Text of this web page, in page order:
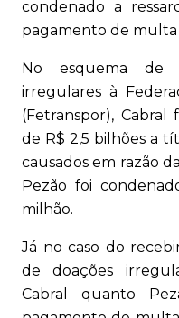
condenado a
pagamento de multa
No esquema de
irregulares à
(Fetranspor),
de R$ 2,5 bilhões a
causados em razão
Pezão foi
milhão.
Já no caso do
de doações
Cabral quanto